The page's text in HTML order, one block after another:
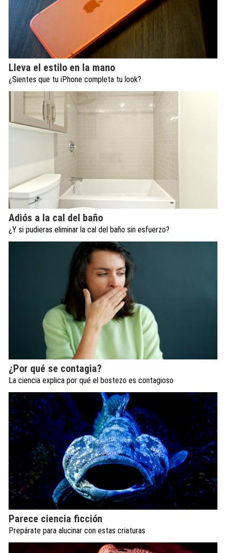
Lleva el estilo en la mano
¿Sientes que tu iPhone completa tu look?
Adiós a la cal del baño
¿Y si pudieras eliminar la cal del baño sin esfuerzo?
¿Por qué se contagia?
La ciencia explica por qué el bostezo es contagioso
Parece ciencia ficción
Prepárate para alucinar con estas criaturas